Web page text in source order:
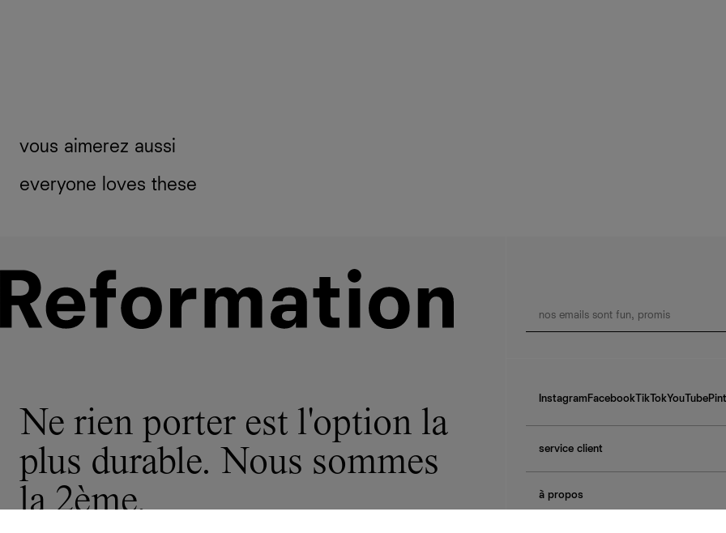
vous aimerez aussi
everyone loves these
Ne rien porter est l'option la
plus durable. Nous sommes
la 2ème.
Instagram FacebookTikTokYouTube
service client
contactez-nous
à propos